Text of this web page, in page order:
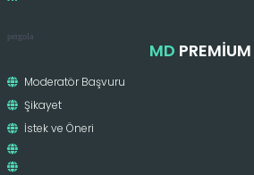
pergola
MD PREMIUM
Moderatör Başvuru
Şikayet
İstek ve Öneri